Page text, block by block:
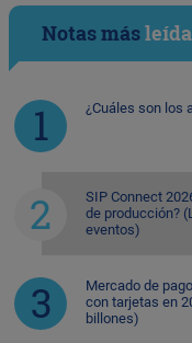
Notas más
¿Cuáles son los
SIP Connect
de producción?
eventos)
Mercado de
con tarjetas en
billones)